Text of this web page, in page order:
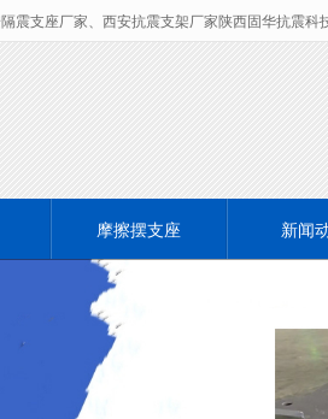
荐下载安装谷歌浏览器！
震支座厂家、西安抗震支架厂家陕西固华抗震
摩擦摆支座 新闻